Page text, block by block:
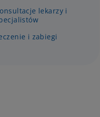
lekarzy i
i zabiegi